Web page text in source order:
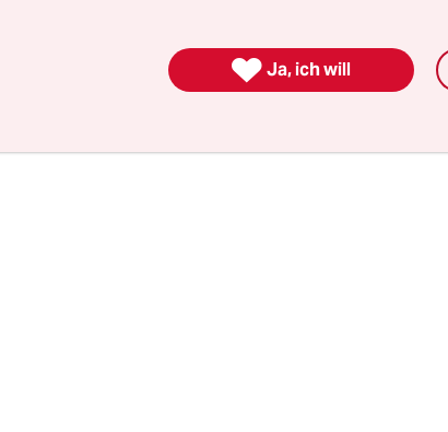
 Ja, ich will